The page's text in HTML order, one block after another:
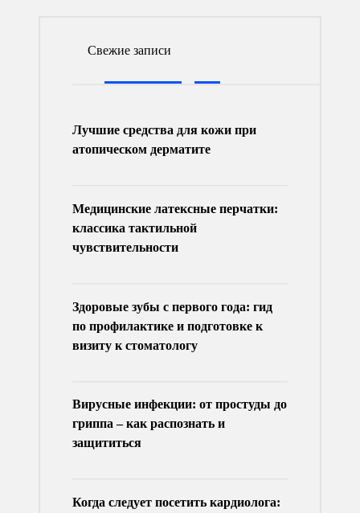
Свежие записи
Лучшие средства для кожи при
атопическом дерматите
Медицинские латексные перчатки:
классика тактильной
чувствительности
Здоровые зубы с первого года: гид
по профилактике и подготовке к
визиту к стоматологу
Вирусные инфекции: от простуды до
гриппа – как распознать и
защититься
Когда следует посетить кардиолога: